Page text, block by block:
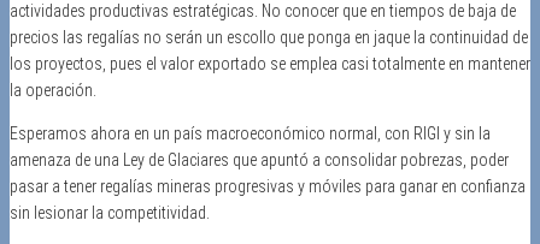
actividades productivas estratégicas. No conocer que en tiempos de baja de
precios las regalías no serán un escollo que ponga en jaque la continuidad de
los proyectos, pues el valor exportado se emplea casi totalmente en mantener
la operación.
Esperamos ahora en un país macroeconómico normal, con RIGI y sin la
amenaza de una Ley de Glaciares que apuntó a consolidar pobrezas, poder
pasar a tener regalías mineras progresivas y móviles para ganar en confianza
sin lesionar la competitividad.